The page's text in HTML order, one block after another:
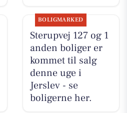
BOLIGMARKED
Sterupvej 127 og 1
anden boliger er
kommet til salg
denne uge i
Jerslev - se
boligerne her.